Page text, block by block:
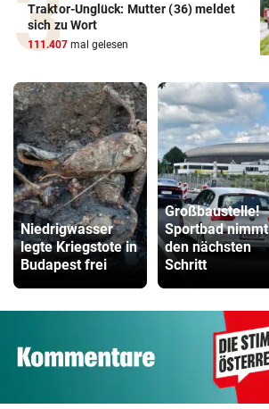
Traktor-Unglück: Mutter (36) meldet
sich zu Wort
111.407 mal gelesen
Niedrigwasser
legte Kriegstote in
Budapest frei
Großbaustelle!
Sportbad nimmt
den nächsten
Schritt